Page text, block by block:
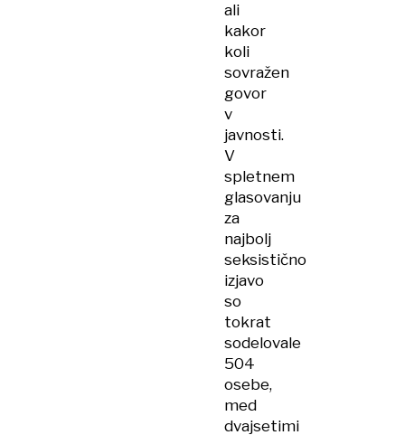
ali
kakor
koli
sovražen
govor
v
javnosti.
V
spletnem
glasovanju
za
najbolj
seksistično
izjavo
so
tokrat
sodelovale
504
osebe,
med
dvajsetimi